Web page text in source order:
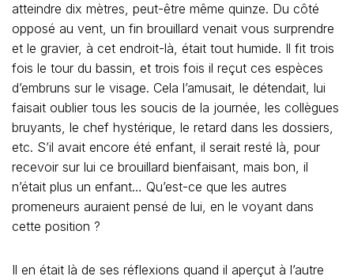
atteindre dix mètres, peut-être même quinze. Du côté
opposé au vent, un fin brouillard venait vous surprendre
et le gravier, à cet endroit-là, était tout humide. Il fit trois
fois le tour du bassin, et trois fois il reçut ces espèces
d’embruns sur le visage. Cela l’amusait, le détendait, lui
faisait oublier tous les soucis de la journée, les collègues
bruyants, le chef hystérique, le retard dans les dossiers,
etc. S’il avait encore été enfant, il serait resté là, pour
recevoir sur lui ce brouillard bienfaisant, mais bon, il
n’était plus un enfant… Qu’est-ce que les autres
promeneurs auraient pensé de lui, en le voyant dans
cette position ?
Il en était là de ses réflexions quand il aperçut à l’autre